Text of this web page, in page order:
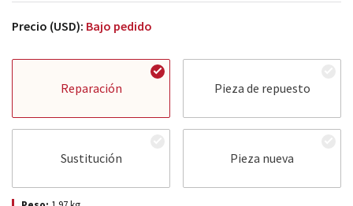
Precio (USD): Bajo pedido
Reparación Pieza de repuesto
Sustitución Pieza nueva